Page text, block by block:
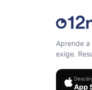
Aprende
exige.
App